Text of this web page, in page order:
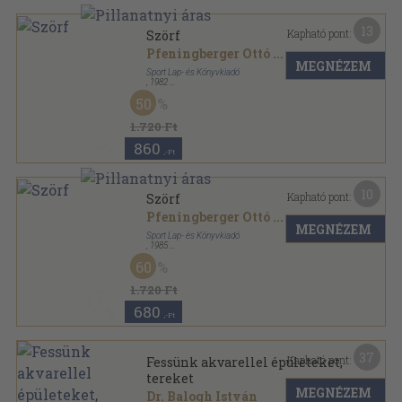
Szörf
Pfeningberger Ottó ...
Sport Lap- és Könyvkiadó
1982
Ragasztott kemény papírkötés
1.720 Ft
50
860 ,-Ft
Kapható pont:
MEGNÉZEM
Szörf
Pfeningberger Ottó ...
Sport Lap- és Könyvkiadó
1985
Ragasztott kemény papírkötés
1.720 Ft
60
680 ,-Ft
Kapható pont:
MEGNÉZEM
Fessünk akvarellel épületeket,
tereket
Dr. Balogh István
Kapható pont:
MEGNÉZEM